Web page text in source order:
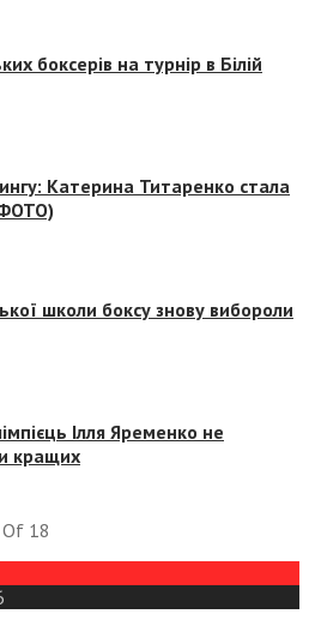
боксерів на турнір в Білій
Катерина Титаренко стала
школи боксу знову вибороли
Ілля Яременко не
кращих
Of 18